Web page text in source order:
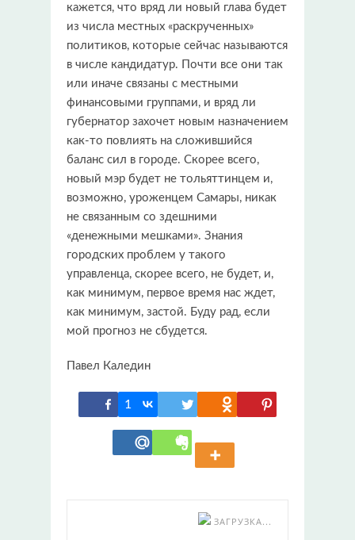
кажется, что вряд ли новый глава будет
из числа местных «раскрученных»
политиков, которые сейчас называются
в числе кандидатур. Почти все они так
или иначе связаны с местными
финансовыми группами, и вряд ли
губернатор захочет новым назначением
как-то повлиять на сложившийся
баланс сил в городе. Скорее всего,
новый мэр будет не тольяттинцем и,
возможно, уроженцем Самары, никак
не связанным со здешними
«денежными мешками». Знания
городских проблем у такого
управленца, скорее всего, не будет, и,
как минимум, первое время нас ждет,
как минимум, застой. Буду рад, если
мой прогноз не сбудется.
Павел Каледин
1
ЗАГРУЗКА...